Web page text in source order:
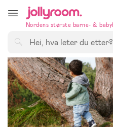
till
innehålletNordens største barne- &